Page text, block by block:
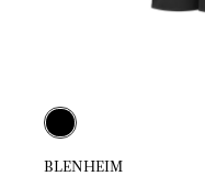
BLENHEIM